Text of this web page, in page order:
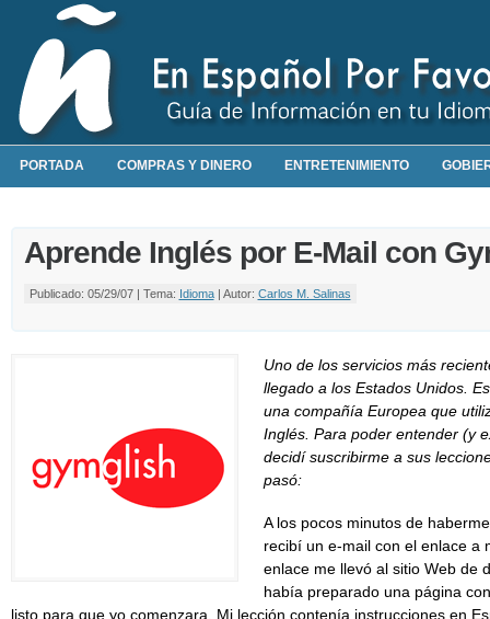
PORTADA COMPRAS Y DINERO ENTRETENIMIENTO
Aprende Inglés por E-Mail con
Publicado: 05/29/07 | Tema: Idioma| Autor: Carlos M. Salinas
Uno de los servicios más
llegado a los Estados Unidos.
una compañía Europea que
Inglés. Para poder entender (y
decidí suscribirme a sus
pasó:
A los pocos minutos de
recibí un e-mail con el enlace a
enlace me llevó al sitio Web de
había preparado una página
listo para que yo comenzara. Mi lección contenía instrucciones en